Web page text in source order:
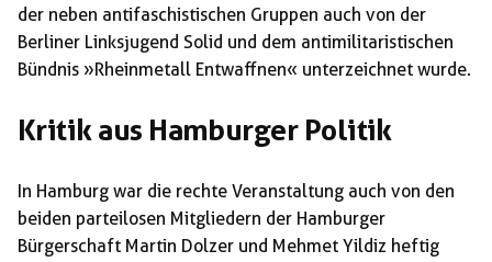
der neben antifaschistischen Gruppen auch von der
Berliner Linksjugend Solid und dem antimilitaristischen
Bündnis »Rheinmetall Entwaffnen« unterzeichnet wurde.
Kritik aus Hamburger Politik
In Hamburg war die rechte Veranstaltung auch von den
beiden parteilosen Mitgliedern der Hamburger
Bürgerschaft Martin Dolzer und Mehmet Yildiz heftig